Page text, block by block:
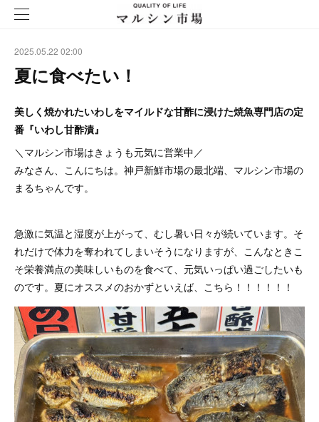
2025.05.22 02:00
夏に食べたい！
美しく焼かれたいわしをマイルドな甘酢に浸けた焼魚専門店の定
番『いわし甘酢漬』
＼マルシン市場はきょうも元気に営業中／
みなさん、こんにちは。神戸新鮮市場の最北端、マルシン市場の
まるちゃんです。
急激に気温と湿度が上がって、むし暑い日々が続いています。そ
れだけで体力を奪われてしまいそうになりますが、こんなときこ
そ栄養満点の美味しいものを食べて、元気いっぱい過ごしたいも
のです。夏にオススメのおかずといえば、こちら！！！！！！